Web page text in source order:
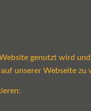
genutzt wird
unserer Webseite zu